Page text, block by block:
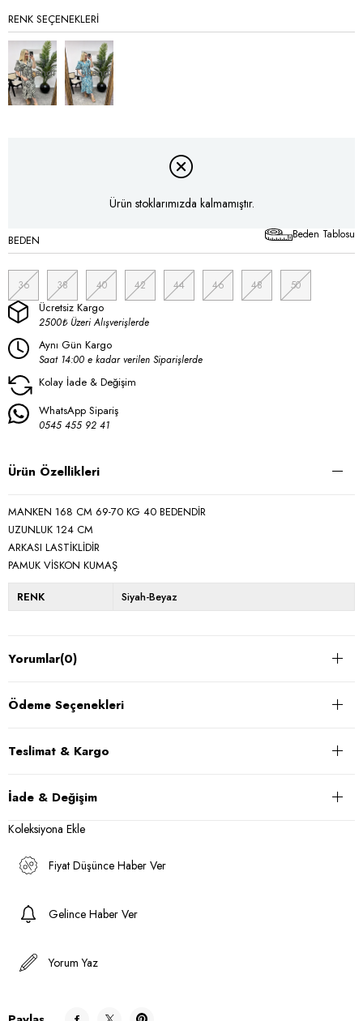
RENK SEÇENEKLERI
Tükendi Tükendi
Ürün stoklarımızda kalmamıştır.
BEDEN
36 38 40 42 44 46 48 50
Beden Tablosu
Ücretsiz Kargo
2500₺ Üzeri Alışverişlerde
Aynı Gün Kargo
Saat 14:00 e kadar verilen Siparişlerde
Kolay İade & Değişim
WhatsApp Sipariş
0545 455 92 41
Ürün Özellikleri
MANKEN 168 CM 69-70 KG 40 BEDENDİR
UZUNLUK 124 CM
ARKASI LASTİKLİDİR
PAMUK VİSKON KUMAŞ
RENK Siyah-Beyaz
Yorumlar(0)
Ödeme Seçenekleri
Teslimat & Kargo
İade & Değişim
Koleksiyona Ekle
Fiyat Düşünce Haber Ver
Gelince Haber Ver
Yorum Yaz